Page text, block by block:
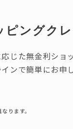
ピングクレ
じた無金利ショ
ンで簡単にお申
ります。